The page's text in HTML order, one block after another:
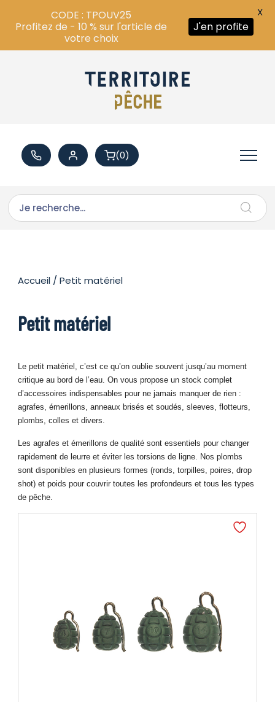
(0)
Accueil / Petit matériel
Petit matériel
Le petit matériel, c’est ce qu’on oublie souvent jusqu’au moment
critique au bord de l’eau. On vous propose un stock complet
d’accessoires indispensables pour ne jamais manquer de rien :
agrafes, émerillons, anneaux brisés et soudés, sleeves, flotteurs,
plombs, colles et divers.
Les agrafes et émerillons de qualité sont essentiels pour changer
rapidement de leurre et éviter les torsions de ligne. Nos plombs
sont disponibles en plusieurs formes (ronds, torpilles, poires, drop
shot) et poids pour couvrir toutes les profondeurs et tous les types
de pêche.
CODE : TPOUV25
Profitez de - 10 % sur l'article de
votre choix
J'en profite
X